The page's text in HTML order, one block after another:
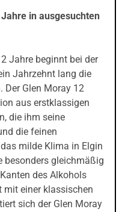
in ausgesuchten
Jahre beginnt bei der
Jahrzehnt lang die
Der Glen Moray 12
aus erstklassigen
die ihm seine
die feinen
milde Klima in Elgin
besonders gleichmäßig
des Alkohols
mit einer klassischen
sich der Glen Moray